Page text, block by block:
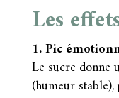
Les
1. Pic
Le sucre donne
(humeur